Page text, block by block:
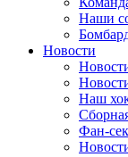
Наши
Новости
Наш
Фан-